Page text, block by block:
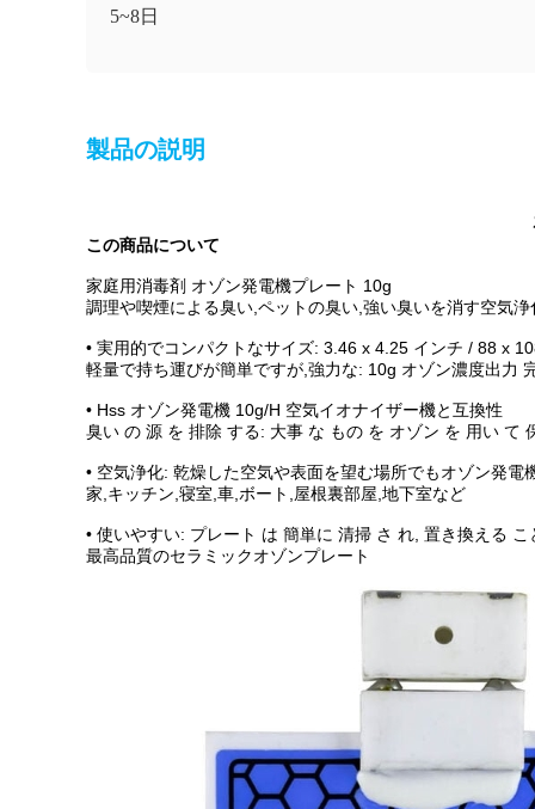
5~8日
製品の説明
この商品について
家庭用消毒剤 オゾン発電機プレート 10g
調理や喫煙による臭い,ペットの臭い,強い臭いを消す空気
• 実用的でコンパクトなサイズ: 3.46 x 4.25 インチ / 88 x
軽量で持ち運びが簡単ですが,強力な: 10g オゾン濃度出力
• Hss オゾン発電機 10g/H 空気イオナイザー機と互換性
臭い の 源 を 排除 する: 大事 な もの を オゾン を 用い て
• 空気浄化: 乾燥した空気や表面を望む場所でもオゾン発電
家,キッチン,寝室,車,ボート,屋根裏部屋,地下室など
• 使いやすい: プレート は 簡単に 清掃 さ れ, 置き換える
最高品質のセラミックオゾンプレート